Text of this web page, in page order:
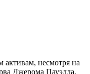
активам, несмотря на
Джерома Пауэлла.